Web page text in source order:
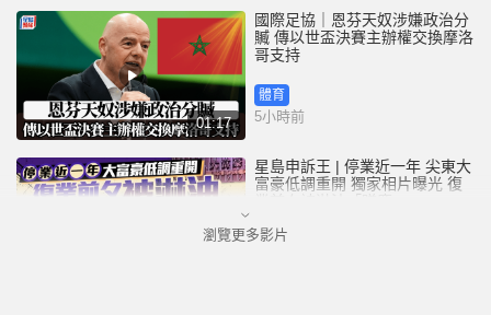
01:17
國際足協｜恩芬天奴涉嫌政治分
贓 傳以世盃決賽主辦權交換摩洛
哥支持
體育
5小時前
星島申訴王 | 停業近一年 尖東大
富豪低調重開 獨家相片曝光 復
業前夕被淋油「贈慶」
港聞
瀏覽更多影片